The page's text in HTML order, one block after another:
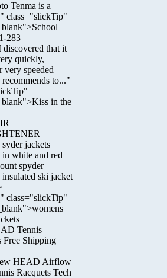
Tenma is a
class="slickTip"
283
discovered that it
quickly,
very speeded
recommends to..."
in the
jackets
in white and red
spyder
ski jacket
class="slickTip"
Tennis
Free Shipping
HEAD Airflow
Racquets Tech